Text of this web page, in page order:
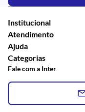
Institucional
Atendimento
Ajuda
Categorias
Fale com a Inter